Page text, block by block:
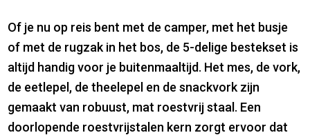
Of je nu op reis bent met de camper, met het busje
of met de rugzak in het bos, de 5-delige bestekset is
altijd handig voor je buitenmaaltijd. Het mes, de vork,
de eetlepel, de theelepel en de snackvork zijn
gemaakt van robuust, mat roestvrij staal. Een
doorlopende roestvrijstalen kern zorgt ervoor dat